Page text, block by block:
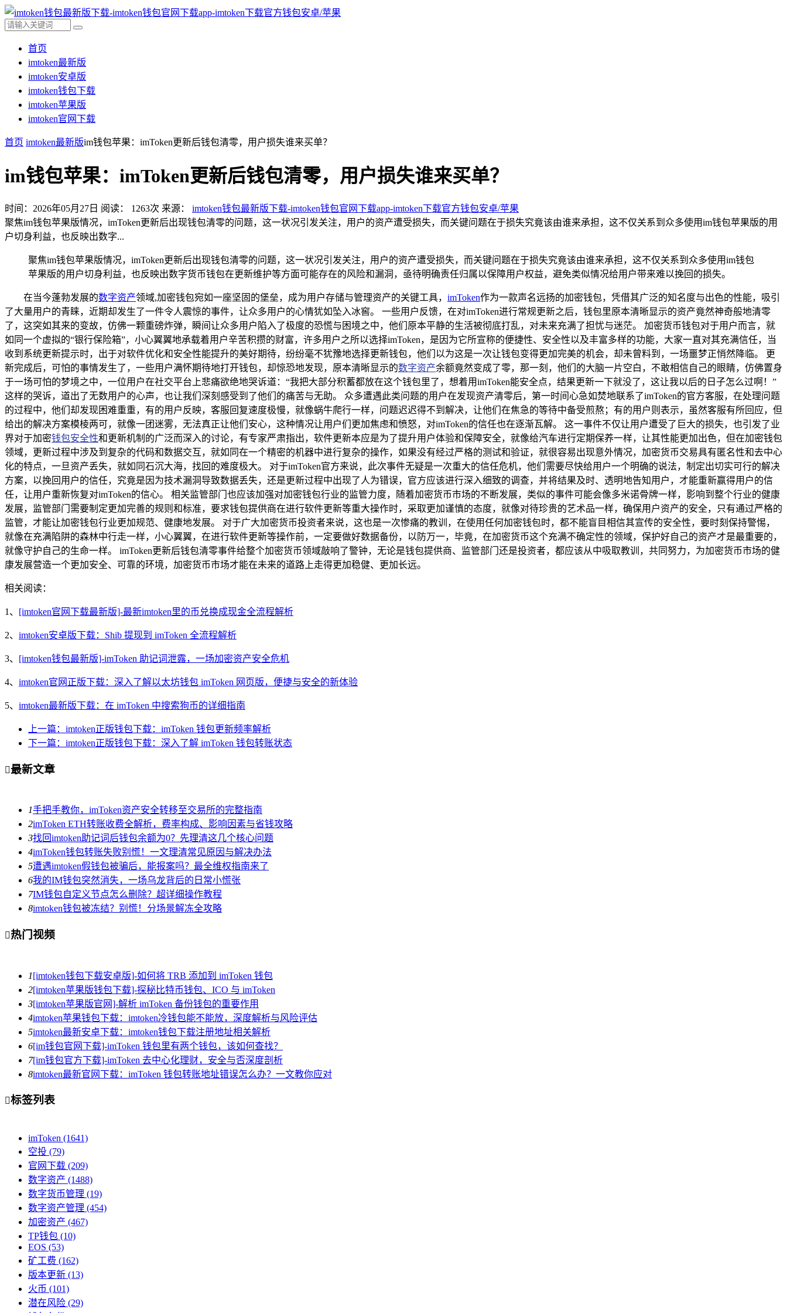
首页
imtoken最新版
imtoken安卓版
imtoken钱包下载
imtoken苹果版
imtoken官网下载
首页 imtoken最新版im钱包苹果：imToken更新后钱包清零，用户损失谁来买单？
im钱包苹果：imToken更新后钱包清零，用户损失谁来买单？
时间：2026年05月27日 阅读： 1263次 来源： imtoken钱包最新版下载-imtoken钱包官网下载app-imtoken下载官方钱包安卓/苹果
聚焦im钱包苹果版情况，imToken更新后出现钱包清零的问题，这一状况引发关注，用户的资产遭受损失，而关键问题在于损失究竟该由谁来承担，这不仅关系到众多使用im钱包苹果版的用
户切身利益，也反映出数字...
聚焦im钱包苹果版情况，imToken更新后出现钱包清零的问题，这一状况引发关注，用户的资产遭受损失，而关键问题在于损失究竟该由谁来承担，这不仅关系到众多使用im钱包
苹果版的用户切身利益，也反映出数字货币钱包在更新维护等方面可能存在的风险和漏洞，亟待明确责任归属以保障用户权益，避免类似情况给用户带来难以挽回的损失。
在当今蓬勃发展的数字资产领域,加密钱包宛如一座坚固的堡垒，成为用户存储与管理资产的关键工具， imToken作为一款声名远扬的加密钱包，凭借其广泛的知名度与出色的性能，吸引
了大量用户的青睐，近期却发生了一件令人震惊的事件，让众多用户的心情犹如坠入冰窖。 一些用户反馈，在对imToken进行常规更新之后，钱包里原本清晰显示的资产竟然神奇般地清零
了，这突如其来的变故，仿佛一颗重磅炸弹，瞬间让众多用户陷入了极度的恐慌与困境之中，他们原本平静的生活被彻底打乱，对未来充满了担忧与迷茫。 加密货币钱包对于用户而言，就
如同一个虚拟的“银行保险箱”，小心翼翼地承载着用户辛苦积攒的财富，许多用户之所以选择imToken，是因为它所宣称的便捷性、安全性以及丰富多样的功能，大家一直对其充满信任，当
收到系统更新提示时，出于对软件优化和安全性能提升的美好期待，纷纷毫不犹豫地选择更新钱包，他们以为这是一次让钱包变得更加完美的机会，却未曾料到，一场噩梦正悄然降临。 更
新完成后，可怕的事情发生了，一些用户满怀期待地打开钱包，却惊恐地发现，原本清晰显示的数字资产余额竟然变成了零，那一刻，他们的大脑一片空白，不敢相信自己的眼睛，仿佛置身
于一场可怕的梦境之中，一位用户在社交平台上悲痛欲绝地哭诉道：“我把大部分积蓄都放在这个钱包里了，想着用imToken能安全点，结果更新一下就没了，这让我以后的日子怎么过啊！”
这样的哭诉，道出了无数用户的心声，也让我们深刻感受到了他们的痛苦与无助。 众多遭遇此类问题的用户在发现资产清零后，第一时间心急如焚地联系了imToken的官方客服，在处理问题
的过程中，他们却发现困难重重，有的用户反映，客服回复速度极慢，就像蜗牛爬行一样，问题迟迟得不到解决，让他们在焦急的等待中备受煎熬；有的用户则表示，虽然客服有所回应，但
给出的解决方案模棱两可，就像一团迷雾，无法真正让他们安心，这种情况让用户们更加焦虑和愤怒，对imToken的信任也在逐渐瓦解。 这一事件不仅让用户遭受了巨大的损失，也引发了业
界对于加密钱包安全性和更新机制的广泛而深入的讨论，有专家严肃指出，软件更新本应是为了提升用户体验和保障安全，就像给汽车进行定期保养一样，让其性能更加出色，但在加密钱包
领域，更新过程中涉及到复杂的代码和数据交互，就如同在一个精密的机器中进行复杂的操作，如果没有经过严格的测试和验证，就很容易出现意外情况，加密货币交易具有匿名性和去中心
化的特点，一旦资产丢失，就如同石沉大海，找回的难度极大。 对于imToken官方来说，此次事件无疑是一次重大的信任危机，他们需要尽快给用户一个明确的说法，制定出切实可行的解决
方案，以挽回用户的信任，究竟是因为技术漏洞导致数据丢失，还是更新过程中出现了人为错误，官方应该进行深入细致的调查，并将结果及时、透明地告知用户，才能重新赢得用户的信
任，让用户重新恢复对imToken的信心。 相关监管部门也应该加强对加密钱包行业的监管力度，随着加密货币市场的不断发展，类似的事件可能会像多米诺骨牌一样，影响到整个行业的健康
发展，监管部门需要制定更加完善的规则和标准，要求钱包提供商在进行软件更新等重大操作时，采取更加谨慎的态度，就像对待珍贵的艺术品一样，确保用户资产的安全，只有通过严格的
监管，才能让加密钱包行业更加规范、健康地发展。 对于广大加密货币投资者来说，这也是一次惨痛的教训，在使用任何加密钱包时，都不能盲目相信其宣传的安全性，要时刻保持警惕，
就像在充满陷阱的森林中行走一样，小心翼翼，在进行软件更新等操作前，一定要做好数据备份，以防万一，毕竟，在加密货币这个充满不确定性的领域，保护好自己的资产才是最重要的，
就像守护自己的生命一样。 imToken更新后钱包清零事件给整个加密货币领域敲响了警钟，无论是钱包提供商、监管部门还是投资者，都应该从中吸取教训，共同努力，为加密货币市场的健
康发展营造一个更加安全、可靠的环境，加密货币市场才能在未来的道路上走得更加稳健、更加长远。
相关阅读：
1、 [imtoken官网下载最新版]-最新imtoken里的币兑换成现金全流程解析
2、 imtoken安卓版下载：Shib 提现到 imToken 全流程解析
3、 [imtoken钱包最新版]-imToken 助记词泄露，一场加密资产安全危机
4、 imtoken官网正版下载：深入了解以太坊钱包 imToken 网页版，便捷与安全的新体验
5、 imtoken最新版下载：在 imToken 中搜索狗币的详细指南
上一篇：imtoken正版钱包下载：imToken 钱包更新频率解析
下一篇：imtoken正版钱包下载：深入了解 imToken 钱包转账状态
最新文章
1手把手教你，imToken资产安全转移至交易所的完整指南
2imToken ETH转账收费全解析，费率构成、影响因素与省钱攻略
3找回imtoken助记词后钱包余额为0？先理清这几个核心问题
4imToken钱包转账失败别慌！一文理清常见原因与解决办法
5遭遇imtoken假钱包被骗后，能报案吗？最全维权指南来了
6我的IM钱包突然消失，一场乌龙背后的日常小慌张
7IM钱包自定义节点怎么删除？超详细操作教程
8imtoken钱包被冻结？别慌！分场景解冻全攻略
热门视频
1[imtoken钱包下载安卓版]-如何将 TRB 添加到 imToken 钱包
2[imtoken苹果版钱包下载]-探秘比特币钱包、ICO 与 imToken
3[imtoken苹果版官网]-解析 imToken 备份钱包的重要作用
4imtoken苹果钱包下载：imtoken冷钱包能不能放，深度解析与风险评估
5imtoken最新安卓下载：imtoken钱包下载注册地址相关解析
6[im钱包官网下载]-imToken 钱包里有两个钱包，该如何查找？
7[im钱包官方下载]-imToken 去中心化理财，安全与否深度剖析
8imtoken最新官网下载：imToken 钱包转账地址错误怎么办？一文教你应对
标签列表
imToken (1641)
空投 (79)
官网下载 (209)
数字资产 (1488)
数字货币管理 (19)
数字资产管理 (454)
加密资产 (467)
TP钱包 (10)
EOS (53)
矿工费 (162)
版本更新 (13)
火币 (101)
潜在风险 (29)